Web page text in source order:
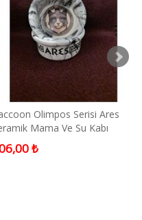
Olimpos Serisi Ares
Mama Ve Su Kabı
₺